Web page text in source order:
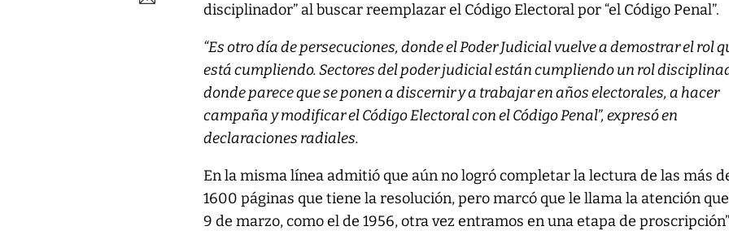
disciplinador” al buscar reemplazar el Código Electoral por “el Código Penal”.
“Es otro día de persecuciones, donde el Poder Judicial vuelve a demostrar el rol
está cumpliendo. Sectores del poder judicial están cumpliendo un rol
donde parece que se ponen a discernir y a trabajar en años electorales, a hacer
campaña y modificar el Código Electoral con el Código Penal”, expresó en
declaraciones radiales.
En la misma línea admitió que aún no logró completar la lectura de las más
1600 páginas que tiene la resolución, pero marcó que le llama la atención
9 de marzo, como el de 1956, otra vez entramos en una etapa de